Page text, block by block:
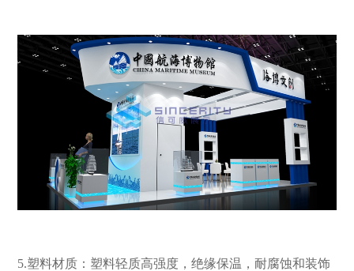
5.塑料材质：塑料轻质高强度，绝缘保温，耐腐蚀和装饰